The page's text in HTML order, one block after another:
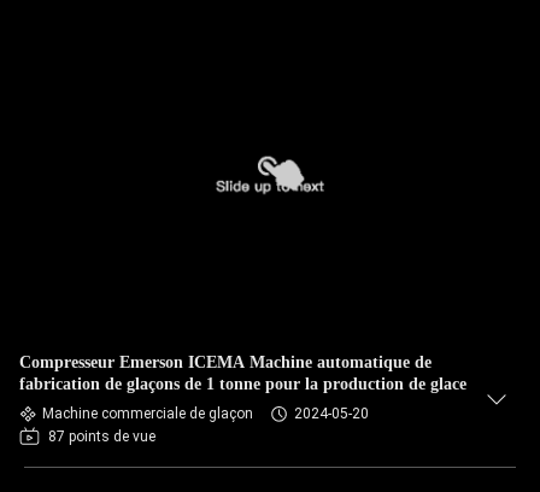
Compresseur Emerson ICEMA Machine automatique de
fabrication de glaçons de 1 tonne pour la production de glace
Machine commerciale de glaçon
2024-05-20
87 points de vue